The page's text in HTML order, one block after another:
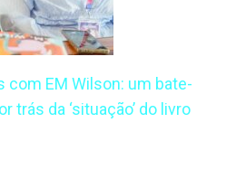
com EM Wilson: um bate-
trás da ‘situação’ do livro